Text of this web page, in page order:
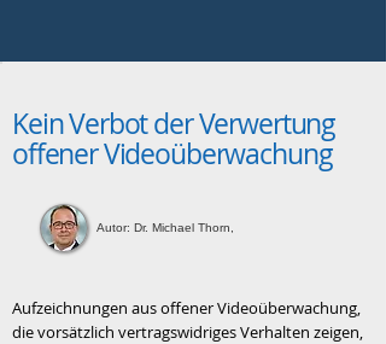
Kein Verbot der Verwertung
offener Videoüberwachung
Autor: Dr. Michael Thorn,
Aufzeichnungen aus offener Videoüberwachung,
die vorsätzlich vertragswidriges Verhalten zeigen,